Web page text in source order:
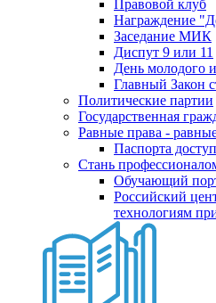
Правовой клуб
Награждение
Заседание МИК
Диспут 9 или 11
День молодого
Главный Закон
Политические партии
Государственная
Равные права -
Паспорта
Стань
Обучающий
Российский
технологиям